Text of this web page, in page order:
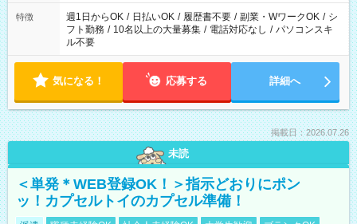
ください！
特徴 週1日からOK / 日払いOK / 履歴書不要 / 副業・WワークOK / シ
フト勤務 / 10名以上の大量募集 / 電話対応なし / パソコンスキ
ル不要
気になる！ 応募する 詳細へ
掲載日：2026.07.26
未読
＜単発＊WEB登録OK！＞指示どおりにポン
ッ！カプセルトイのカプセル準備！